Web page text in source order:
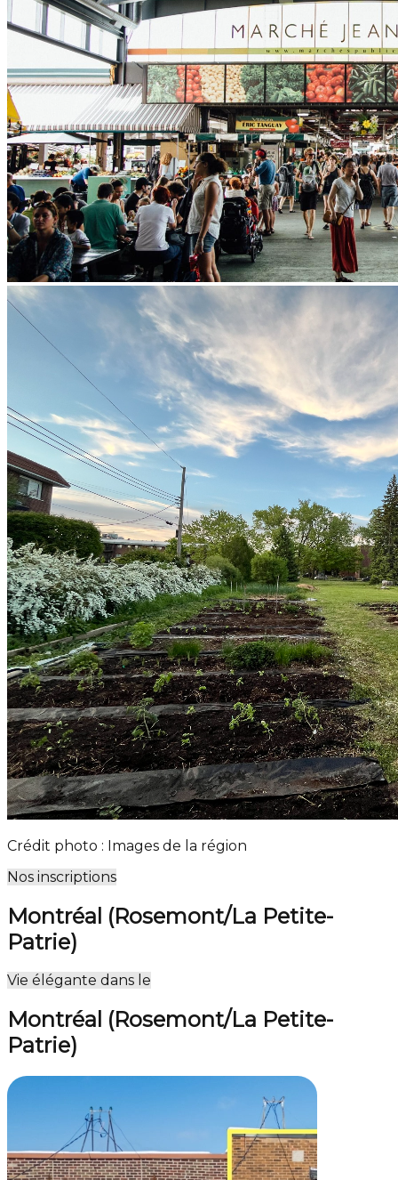
Crédit photo : Images de la région
Nos inscriptions
Montréal (Rosemont/La Petite-
Patrie)
+
−
Vie élégante dans le
Montréal (Rosemont/La Petite-
Patrie)